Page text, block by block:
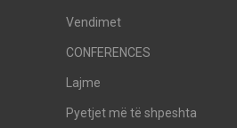
Vendimet
CONFERENCES
Lajme
Pyetjet më të shpeshta